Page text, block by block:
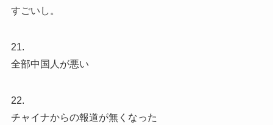
すごいし。
21.
全部中国人が悪い
22.
チャイナからの報道が無くなった